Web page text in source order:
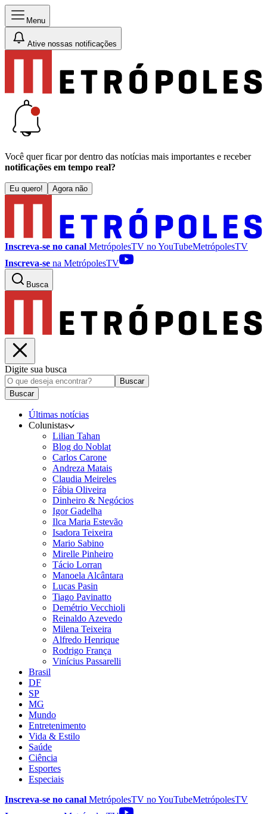
Menu
Ative nossas notificações
Você quer ficar por dentro das notícias mais importantes e receber
notificações em tempo real?
Eu quero! Agora não
Inscreva-se no canal MetrópolesTV noYouTubeMetrópolesTV
Inscreva-se na MetrópolesTV
Busca
Digite sua busca
Buscar
Buscar
Últimas notícias
Colunistas
Lilian Tahan
Blog do Noblat
Carlos Carone
Andreza Matais
Claudia Meireles
Fábia Oliveira
Dinheiro & Negócios
Igor Gadelha
Ilca Maria Estevão
Isadora Teixeira
Mario Sabino
Mirelle Pinheiro
Tácio Lorran
Manoela Alcântara
Lucas Pasin
Tiago Pavinatto
Demétrio Vecchioli
Reinaldo Azevedo
Milena Teixeira
Alfredo Henrique
Rodrigo França
Vinícius Passarelli
Brasil
DF
SP
MG
Mundo
Entretenimento
Vida & Estilo
Saúde
Ciência
Esportes
Especiais
Inscreva-se no canal MetrópolesTV noYouTubeMetrópolesTV